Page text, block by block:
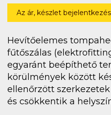
Az ár, készlet
Hevítőelemes
fűtőszálas
egyaránt beépíthető
körülmények között
ellenőrzött
és csökkentik a